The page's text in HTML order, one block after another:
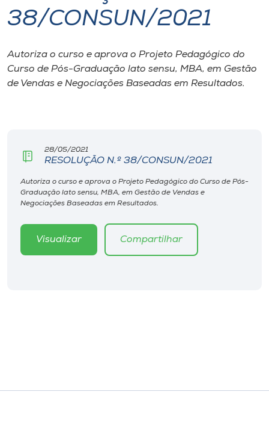
I.nova
Diplomados
Editora
Rádio
o idioma
38/CONSUN/2021
Autoriza o curso e aprova o Projeto Pedagógico do
Curso de Pós-Graduação lato sensu, MBA, em Gestão
de Vendas e Negociações Baseadas em Resultados.
28/05/2021
RESOLUÇÃO N.º 38/CONSUN/2021
Autoriza o curso e aprova o Projeto Pedagógico do Curso de Pós-
Graduação lato sensu, MBA, em Gestão de Vendas e
Negociações Baseadas em Resultados.
Visualizar Compartilhar